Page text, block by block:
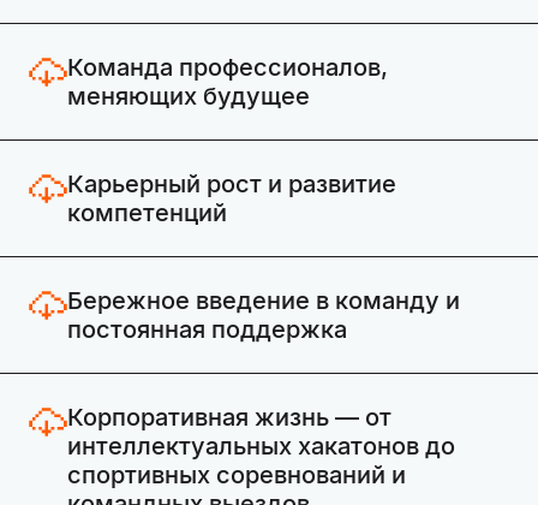
Команда профессионалов,
меняющих будущее
Карьерный рост и развитие
компетенций
Бережное введение в команду и
постоянная поддержка
Корпоративная жизнь — от
интеллектуальных хакатонов до
спортивных соревнований и